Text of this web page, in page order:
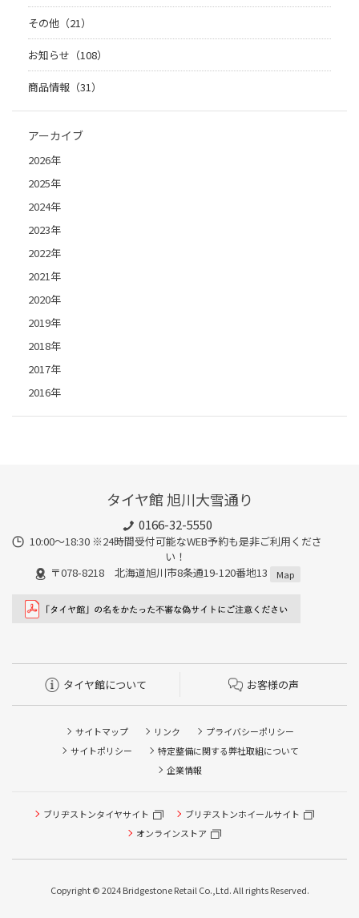
その他（21）
お知らせ（108）
商品情報（31）
アーカイブ
2026年
2025年
2024年
2023年
2022年
2021年
2020年
2019年
2018年
2017年
2016年
タイヤ館 旭川大雪通り
0166-32-5550
10:00～18:30 ※24時間受付可能なWEB予約も是非ご利用くださ
い！
〒078-8218 北海道旭川市8条通19-120番地13
Map
タイヤ館について お客様の声
サイトマップ リンク
プライバシーポリシー
サイトポリシー
特定整備に関する弊社取組について
企業情報
ブリヂストンタイヤサイト
ブリヂストンホイールサイト
オンラインストア
Copyright © 2024 Bridgestone Retail Co.,Ltd. All rights Reserved.
タイヤ点検・安全点検/タイヤ履き替え/オイル交換/その他
ピット作業の予約
本日のタイヤ履き替え順番待ち予約 ※クローク契約会員の